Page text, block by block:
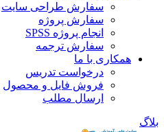
سفارش طراحی سایت
سفارش پروژه
انجام پروژه SPSS
سفارش ترجمه
همکاری با ما
درخواست تدریس
فروش فایل و محصول
ارسال مطلب